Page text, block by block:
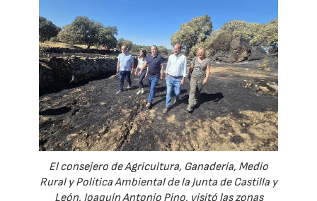
El consejero de Agricultura, Ganadería, Medio
Rural y Política Ambiental de la Junta de Castilla y
León, Joaquín Antonio Pino, visitó las zonas